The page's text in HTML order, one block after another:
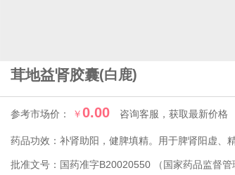
茸地益肾胶囊(白鹿)
参考市场价： ￥0.00 咨询客服，获取最新价格
药品功效： 补肾助阳，健脾填精。用于脾肾阳虚、
批准文号： 国药准字B20020550 （国家药品监督管